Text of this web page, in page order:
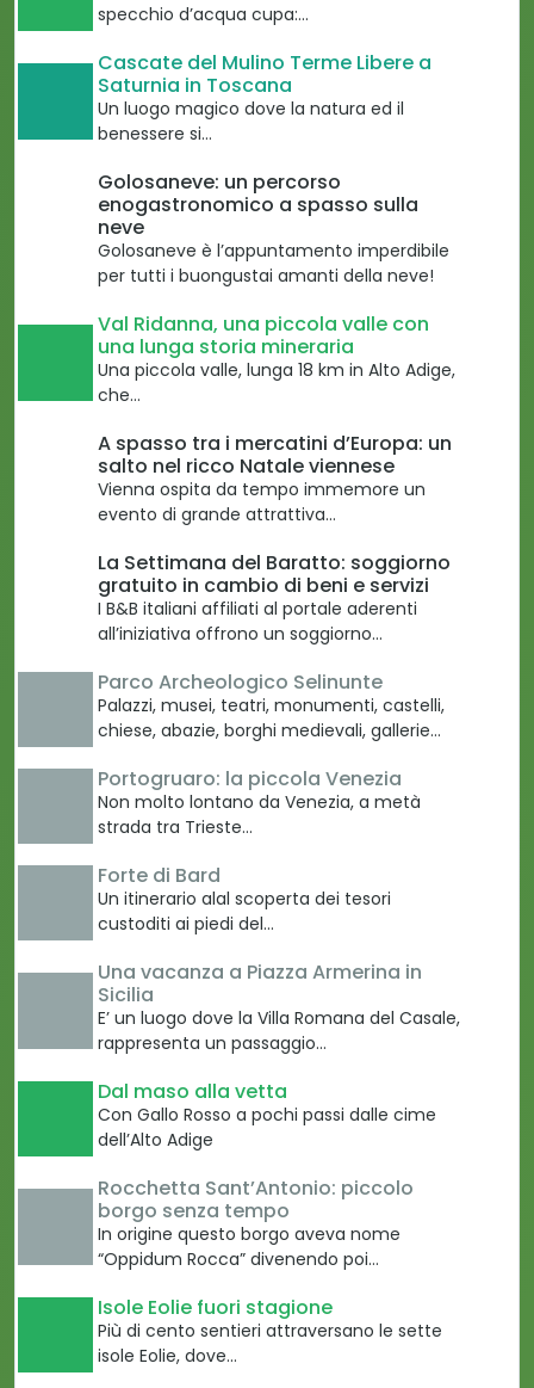
specchio d’acqua cupa:…
Cascate del Mulino Terme Libere a
Saturnia in Toscana
Un luogo magico dove la natura ed il
benessere si…
Golosaneve: un percorso
enogastronomico a spasso sulla
neve
Golosaneve è l’appuntamento imperdibile
per tutti i buongustai amanti della neve!
Val Ridanna, una piccola valle con
una lunga storia mineraria
Una piccola valle, lunga 18 km in Alto Adige,
che…
A spasso tra i mercatini d’Europa: un
salto nel ricco Natale viennese
Vienna ospita da tempo immemore un
evento di grande attrattiva…
La Settimana del Baratto: soggiorno
gratuito in cambio di beni e servizi
I B&B italiani affiliati al portale aderenti
all’iniziativa offrono un soggiorno…
Parco Archeologico Selinunte
Palazzi, musei, teatri, monumenti, castelli,
chiese, abazie, borghi medievali, gallerie…
Portogruaro: la piccola Venezia
Non molto lontano da Venezia, a metà
strada tra Trieste…
Forte di Bard
Un itinerario alal scoperta dei tesori
custoditi ai piedi del…
Una vacanza a Piazza Armerina in
Sicilia
E’ un luogo dove la Villa Romana del Casale,
rappresenta un passaggio…
Dal maso alla vetta
Con Gallo Rosso a pochi passi dalle cime
dell’Alto Adige
Rocchetta Sant’Antonio: piccolo
borgo senza tempo
In origine questo borgo aveva nome
“Oppidum Rocca” divenendo poi…
Isole Eolie fuori stagione
Più di cento sentieri attraversano le sette
isole Eolie, dove…